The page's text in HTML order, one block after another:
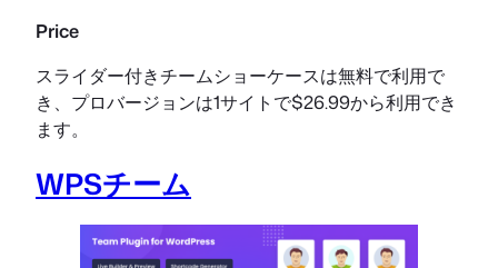
Price
スライダー付きチームショーケースは無料で利用で
き、プロバージョンは1サイトで$26.99から利用でき
ます。
WPSチーム